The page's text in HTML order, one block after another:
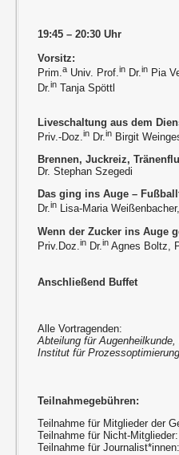
19:45 – 20:30 Uhr
Vorsitz:
Prim.a Univ. Prof.in Dr.in Pia
Dr.in Tanja Spöttl
Liveschaltung aus dem
Priv.-Doz.in Dr.in Birgit
Brennen, Juckreiz,
Dr. Stephan Szegedi
Das ging ins Auge–
Dr.in Lisa-Maria
Wenn der Zucker ins Auge
Priv.Doz.in Dr.in Agnes Boltz,
Anschließend Buffet
Alle Vortragenden:
Abteilung für
Institut für
Teilnahmegebühren:
Teilnahme für Mitglieder der
Teilnahme für Nicht-
Teilnahme für